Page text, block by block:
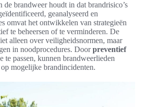
de brandweer houdt in dat brandrisico’s
geanalyseerd en
omvat het ontwikkelen van strategieën
te beheersen of te verminderen. De
alleen over veiligheidsnormen, maar
in noodprocedures. Doorpreventief
te passen, kunnen brandweerlieden
mogelijke brandincidenten.